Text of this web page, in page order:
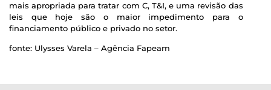
mais apropriada para tratar com C, T&I, e uma revisão das
leis que hoje são o maior impedimento para o
financiamento público e privado no setor.
fonte: Ulysses Varela – Agência Fapeam